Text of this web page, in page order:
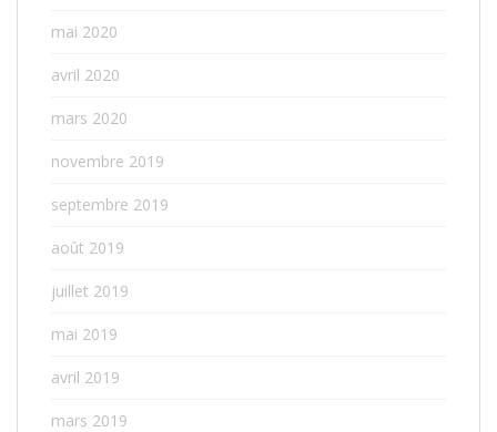
mai 2020
avril 2020
mars 2020
novembre 2019
septembre 2019
août 2019
juillet 2019
mai 2019
avril 2019
mars 2019